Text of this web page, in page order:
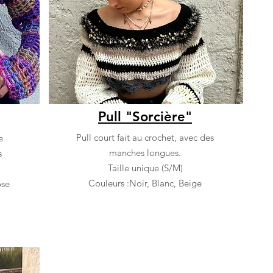
Pull "Sorcière"
Pull court fait au crochet, avec des
manches longues.
Taille unique (S/M)
Couleurs :Noir, Blanc, Beige